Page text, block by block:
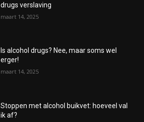
drugs verslaving
maart 14, 2025
Is alcohol drugs? Nee, maar soms wel
erger!
maart 14, 2025
Stoppen met alcohol buikvet: hoeveel val
ik af?